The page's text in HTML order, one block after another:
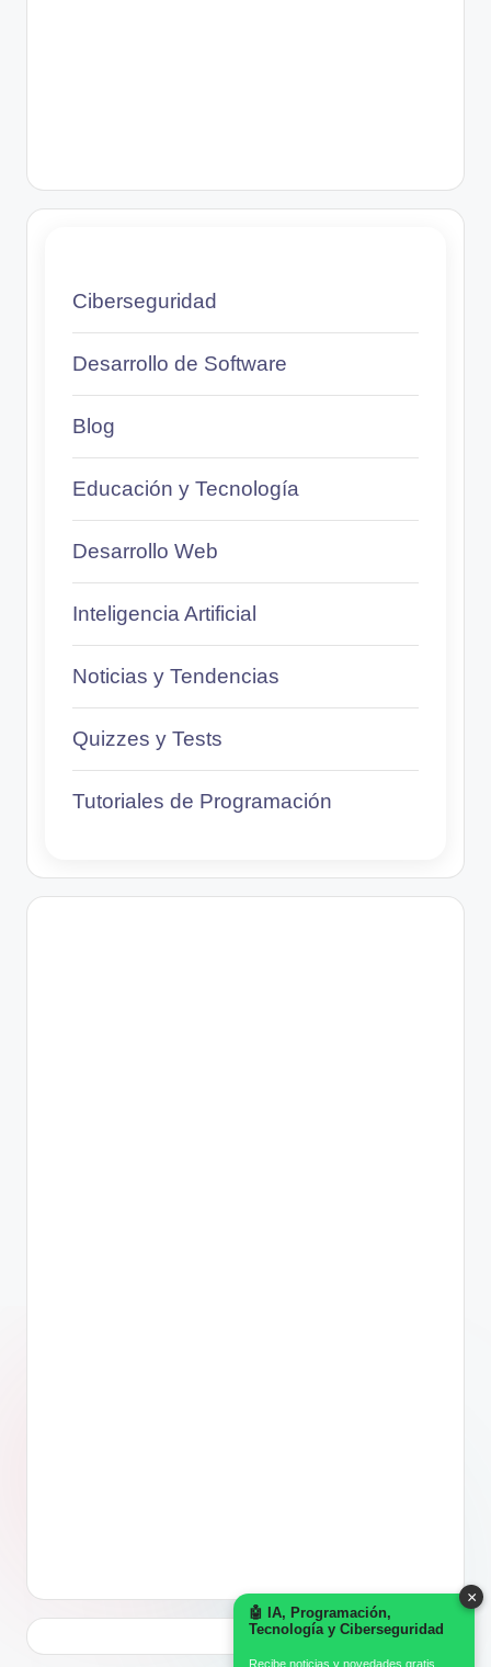
Ciberseguridad
Desarrollo de Software
Blog
Educación y Tecnología
Desarrollo Web
Inteligencia Artificial
Noticias y Tendencias
Quizzes y Tests
Tutoriales de Programación
×
🤖 IA, Programación,
Tecnología y Ciberseguridad
Recibe noticias y novedades gratis.